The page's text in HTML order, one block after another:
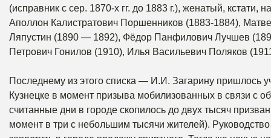
(исправник с сер. 1870-х гг. до 1883 г.), женатый,
Аполлон Калистратович Поршенников (1883-1884),
Ляпустин (1890 — 1892), Фёдор Панфилович Лучшев
Петрович Гонилов (1910), Илья Васильевич Поляков
Последнему из этого списка — И.И. Загарину пришлось
Кузнецке в момент призыва мобилизованных в связи с
считанные дни в городе скопилось до двух тысяч
момент в три с небольшим тысячи жителей).